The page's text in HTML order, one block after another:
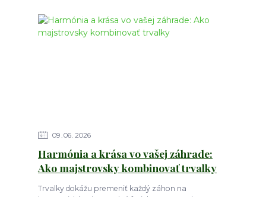
09 06 2026
Harmónia a krása vo vašej záhrade:
Ako majstrovsky kombinovať trvalky
Trvalky dokážu premeniť každý záhon na